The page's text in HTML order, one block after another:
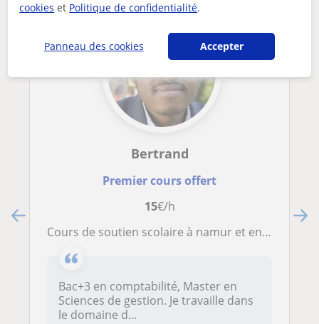
Bertrand
Premier cours offert
15€/h
Cours de soutien scolaire à namur et environs
Bac+3 en comptabilité, Master en
Sciences de gestion. Je travaille dans
le domaine d...
cookies et Politique de confidentialité.
Panneau des cookies Accepter